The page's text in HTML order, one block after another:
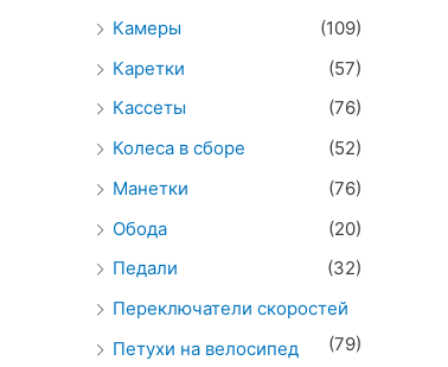
Камеры
(109)
Каретки
(57)
Кассеты
(76)
Колеса в сборе
(52)
Манетки
(76)
Обода
(20)
Педали
(32)
Переключатели скоростей
(79)
Петухи на велосипед